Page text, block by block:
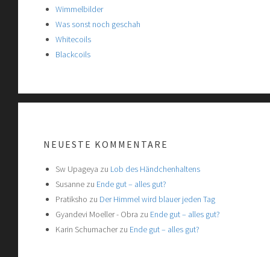
Wimmelbilder
Was sonst noch geschah
Whitecoils
Blackcoils
NEUESTE KOMMENTARE
Sw Upageya zu Lob des Händchenhaltens
Susannezu Ende gut – alles gut?
Pratiksho zu Der Himmel wird blauer jeden Tag
Gyandevi Moeller - Obra zu Ende gut – alles gut?
Karin Schumacherzu Ende gut – alles gut?